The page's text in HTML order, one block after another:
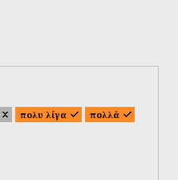
πολυ λίγα
πολλά